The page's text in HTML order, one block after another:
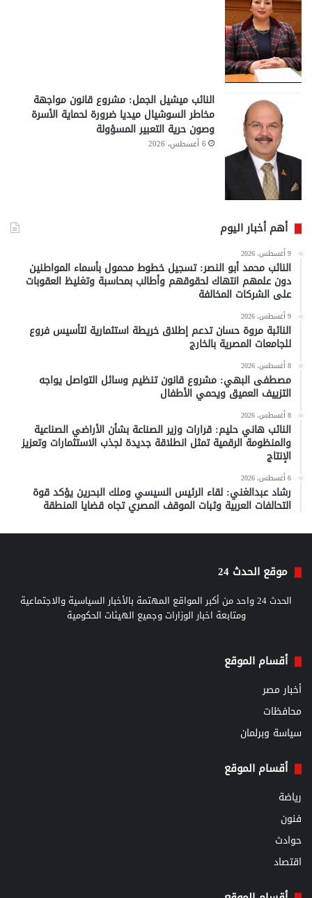
النائب ميشيل الجمل: مشروع قانون مواجهة
مخاطر السوشيال ميديا ضرورة لحماية الأسرة
وصون حرية التعبير المسؤولة
6 أغسطس، 2026
أهم أخبار اليوم
9 أغسطس، 2026
النائب محمد أبو النصر: تسجيل خطوط محمول بأسماء المواطنين
دون علمهم انتهاك لحقوقهم وأطالب بمحاسبة وتغليظ العقوبات
على الشركات المخالفة
9 أغسطس، 2026
النائبة مروة حسان تدعم إطلاق خريطة استثمارية لتأسيس فروع
للجامعات المصرية بالخارج
8 أغسطس، 2026
مصطفى البهي: مشروع قانون تنظيم وسائل التواصل يواجه
التزييف العميق ويحمي الأطفال
8 أغسطس، 2026
النائب هاني حليم: قرارات وزير الصناعة بشأن الأراضي الصناعية
والمنظومة الرقمية تمثل انطلاقة جديدة لجذب الاستثمارات وتعزيز
الإنتاج
6 أغسطس، 2026
رشاد عبدالغني: لقاء الرئيس السيسي وملك البحرين يؤكد قوة
التحالفات العربية وثبات الموقف المصري تجاه قضايا المنطقة
موقع الحدث 24
الحدث 24 واحد من أكبر المواقع المهتمة بالأخبار السياسية والاجتماعية
ومتابعة اخبار الوزارات وجميع الهيئات الحكومية
أقسام الموقع
أخبار مصر
محافظات
سياسة وبرلمان
أقسام الموقع
رياضة
فنون
حوادث
اقتصاد